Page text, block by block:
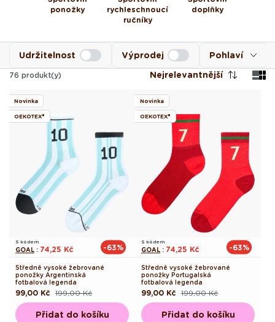
ponožky
rychleschnoucí
ručníky
doplňky
Pohlaví
Udržitelnost Výprodej
76 produkt(y) Nejrelevantnější
Novinka
OEKOTEX®
S kódem
GOAL : 74,25 Kč -63%
Středně vysoké žebrované
ponožky Argentinská
fotbalová legenda
Běžná
cena
199,00 Kč
Výprodejová
cena
99,00 Kč
Přidat do košíku
Novinka
OEKOTEX®
S kódem
GOAL : 74,25 Kč -63%
Středně vysoké žebrované
ponožky Portugalská
fotbalová legenda
Běžná
cena
199,00 Kč
Výprodejová
cena
99,00 Kč
Přidat do košíku